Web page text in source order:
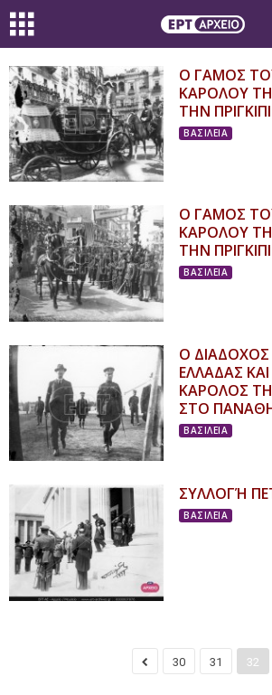
Ο ΓΑΜΟΣ
ΚΑΡΟΛΟΥ
ΤΗΝ
ΒΑΣΙΛΕΙΑ
Ο ΓΑΜΟΣ
ΚΑΡΟΛΟΥ
ΤΗΝ
ΒΑΣΙΛΕΙΑ
Ο ΔΙΑΔΟΧΟΣ
ΕΛΛΑΔΑΣ
ΚΑΡΟΛΟΣ
ΣΤΟ
ΒΑΣΙΛΕΙΑ
ΣΥΛΛΟΓΉ
ΒΑΣΙΛΕΙΑ
30 31 32